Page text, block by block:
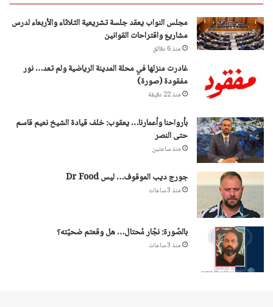
مجلس النواب يعقد جلسة تشريعية الثلاثاء والأربعاء لدرس
مشاريع واقتراحات القوانين
منذ 6 دقائق
غادرت منزلها في محلة المدينة الرياضية ولم تعد… نور
مفقودة (صورة)
منذ 22 دقيقة
بأرواحنا وأعمارنا… يعقوب: خلف قيادة الشيخ نعيم قاسم
حتى النصر
منذ ساعتين
جورج ديب الموقوف… ليس Dr Food
منذ 3 ساعات
بالصّورة: نجّار مُحتال… هل وقعتم ضحيّته؟
منذ 3 ساعات